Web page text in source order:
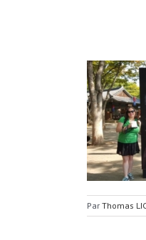
Par Thomas